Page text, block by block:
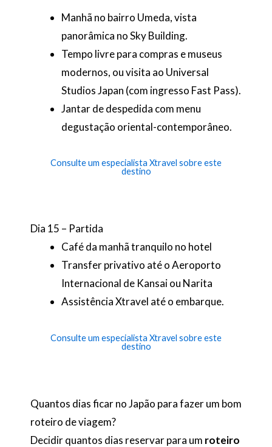
Manhã no bairro Umeda, vista
panorâmica no Sky Building.
Tempo livre para compras e museus
modernos, ou visita ao Universal
Studios Japan (com ingresso Fast Pass).
Jantar de despedida com menu
degustação oriental-contemporâneo.
Consulte um especialista Xtravel sobre este
destino
Dia 15 – Partida
Café da manhã tranquilo no hotel
Transfer privativo até o Aeroporto
Internacional de Kansai ou Narita
Assistência Xtravel até o embarque.
Consulte um especialista Xtravel sobre este
destino
Quantos dias ficar no Japão para fazer um bom
roteiro de viagem?
Decidir quantos dias reservar para um roteiro